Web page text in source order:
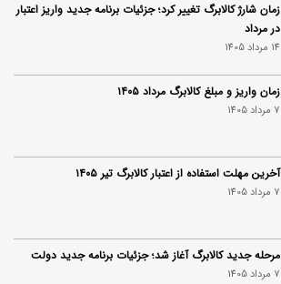
زمان شارژ کالابرگ تغییر کرد؛ جزئیات برنامه جدید واریز اعتبار
در مرداد
14 مرداد 1405
زمان واریز و مبلغ کالابرگ مرداد ۱۴۰۵
7 مرداد 1405
آخرین مهلت استفاده از اعتبار کالابرگ تیر ۱۴۰۵
7 مرداد 1405
مرحله جدید کالابرگ آغاز شد؛ جزئیات برنامه جدید دولت
7 مرداد 1405